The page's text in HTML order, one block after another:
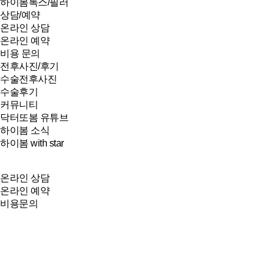
하이봄톡스/필러
상담/예약
온라인 상담
온라인 예약
비용 문의
전후사진/후기
수술전후사진
수술후기
커뮤니티
닥터또봄 유튜브
하이봄 소식
하이봄 with star
온라인 상담
온라인 예약
비용문의